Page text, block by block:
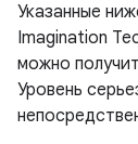
Указанные
Imagination
можно
Уровень